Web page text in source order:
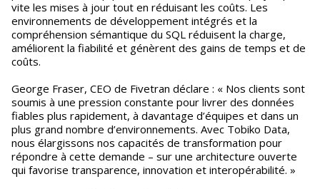
vite les mises à jour tout en réduisant les coûts. Les
environnements de développement intégrés et la
compréhension sémantique du SQL réduisent la charge,
améliorent la fiabilité et génèrent des gains de temps et de
coûts.
George Fraser, CEO de Fivetran déclare : « Nos clients sont
soumis à une pression constante pour livrer des données
fiables plus rapidement, à davantage d’équipes et dans un
plus grand nombre d’environnements. Avec Tobiko Data,
nous élargissons nos capacités de transformation pour
répondre à cette demande – sur une architecture ouverte
qui favorise transparence, innovation et interopérabilité. »